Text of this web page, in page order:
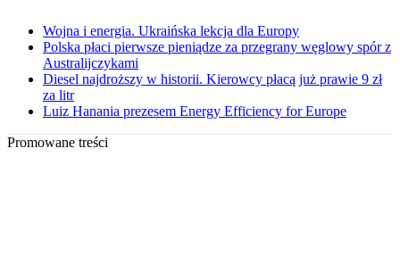
Wojna i energia. Ukraińska lekcja dla Europy
Polska płaci pierwsze pieniądze za przegrany węglowy spór z
Australijczykami
Diesel najdroższy w historii. Kierowcy płacą już prawie 9 zł
za litr
Luiz Hanania prezesem Energy Efficiency for Europe
Promowane treści